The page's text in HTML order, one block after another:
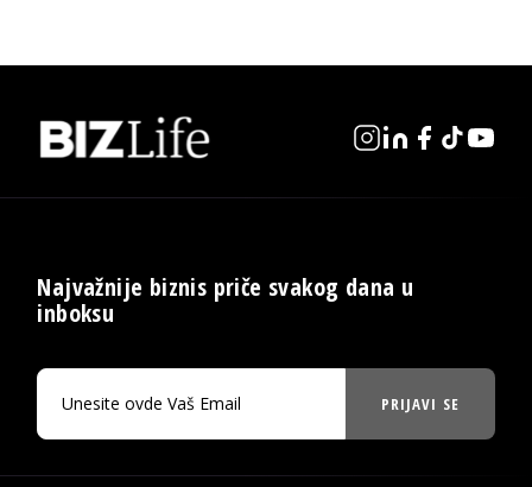
Najvažnije biznis priče svakog dana u
inboksu
PRIJAVI SE